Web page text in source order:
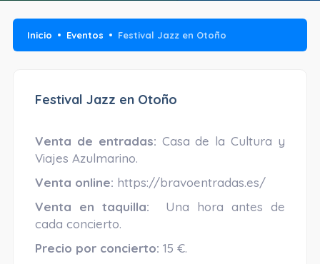
Inicio Eventos Festival Jazz en Otoño
Festival Jazz en Otoño
Venta de entradas: Casa de la Cultura y
Viajes Azulmarino.
Venta online: https://bravoentradas.es/
Venta en taquilla: Una hora antes de
cada concierto.
Precio por concierto: 15 €.